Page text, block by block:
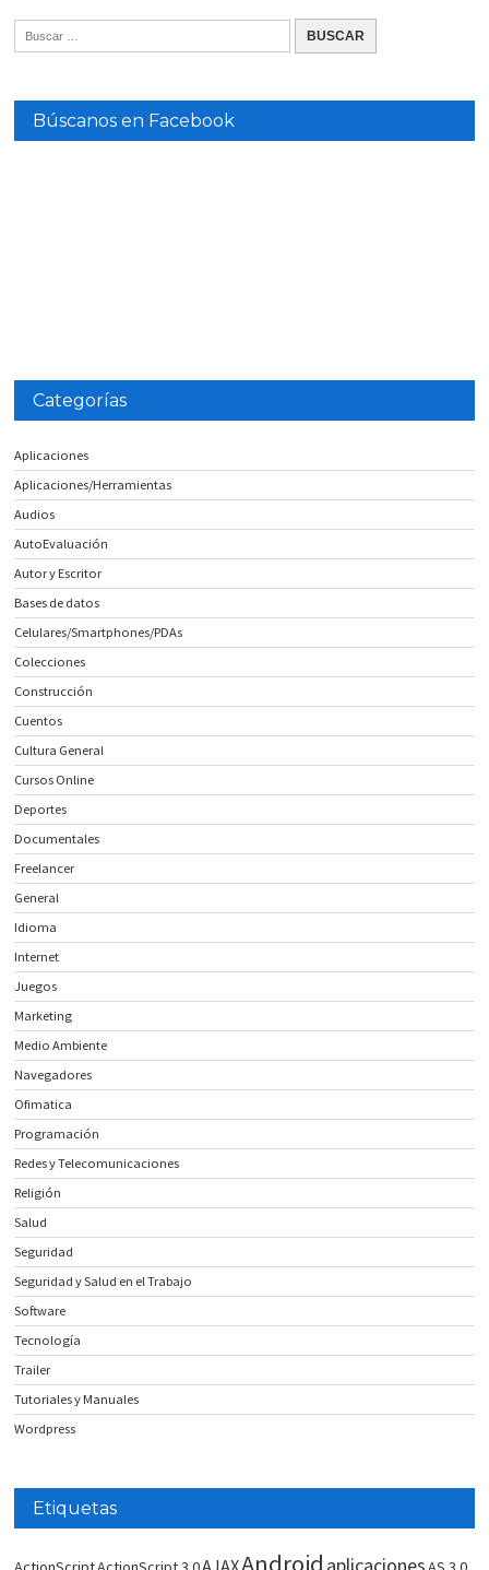
Búscanos en Facebook
Categorías
Aplicaciones
Aplicaciones/Herramientas
Audios
AutoEvaluación
Autor y Escritor
Bases de datos
Celulares/Smartphones/PDAs
Colecciones
Construcción
Cuentos
Cultura General
Cursos Online
Deportes
Documentales
Freelancer
General
Idioma
Internet
Juegos
Marketing
Medio Ambiente
Navegadores
Ofimatica
Programación
Redes y Telecomunicaciones
Religión
Salud
Seguridad
Seguridad y Salud en el Trabajo
Software
Tecnología
Trailer
Tutoriales y Manuales
Wordpress
Etiquetas
Android